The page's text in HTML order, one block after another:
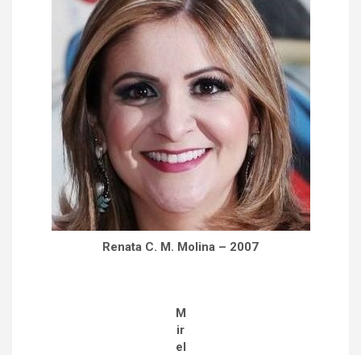
Renata C. M. Molina – 2007
M
ir
el